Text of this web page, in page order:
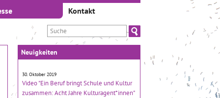
Kontakt
Neuigkeiten
30. Oktober 2019
Video "Ein Beruf bringt Schule und Kultur
zusammen: Acht Jahre Kulturagent*innen"